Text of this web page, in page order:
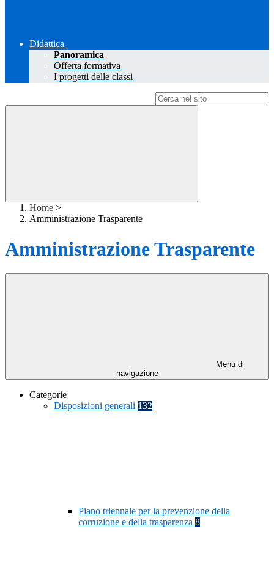
Didattica
Panoramica
Offerta formativa
I progetti delle classi
Home >
Amministrazione Trasparente
Amministrazione Trasparente
Menu di
navigazione
Categorie
Disposizioni generali 132
Piano triennale per la prevenzione della
corruzione e della trasparenza 8